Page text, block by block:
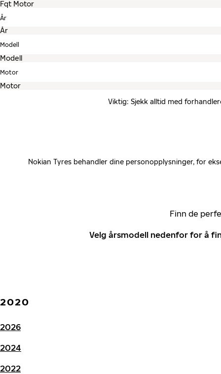
År
Modell
Motor
Viktig: Sjekk alltid med
Nokian Tyres behandler dine personopplysninger, for
Finn de
Velg årsmodell nedenfor for å
2020
2026
2024
2022